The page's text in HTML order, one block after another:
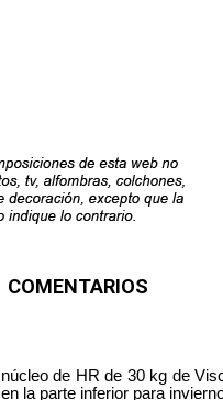
COMENTARIOS
de HR de 30 kg de
la parte inferior para